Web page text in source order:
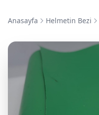
Anasayfa Helmetin Bezi